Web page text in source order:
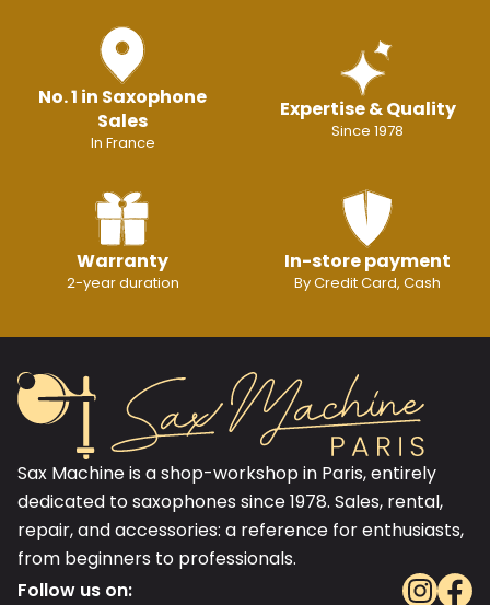
No. 1 in Saxophone
Sales
In France
Expertise & Quality
Since 1978
Warranty
2-year duration
In-store payment
By Credit Card, Cash
Sax Machine is a shop-workshop in Paris, entirely
dedicated to saxophones since 1978. Sales, rental,
repair, and accessories: a reference for enthusiasts,
from beginners to professionals.
Follow us on: